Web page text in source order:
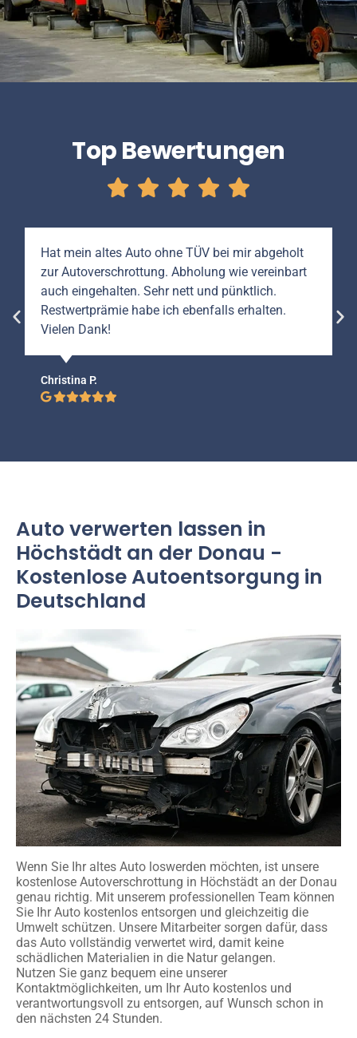
Top Bewertungen
Hat mein altes Auto ohne TÜV bei mir abgeholt
zur Autoverschrottung. Abholung wie vereinbart
auch eingehalten. Sehr nett und pünktlich.
Restwertprämie habe ich ebenfalls erhalten.
Vielen Dank!
Christina P.
Auto verwerten lassen in
Höchstädt an der Donau -
Kostenlose Autoentsorgung in
Deutschland
Wenn Sie Ihr altes Auto loswerden möchten, ist unsere
kostenlose Autoverschrottung in Höchstädt an der Donau
genau richtig. Mit unserem professionellen Team können
Sie Ihr Auto kostenlos entsorgen und gleichzeitig die
Umwelt schützen. Unsere Mitarbeiter sorgen dafür, dass
das Auto vollständig verwertet wird, damit keine
schädlichen Materialien in die Natur gelangen.
Nutzen Sie ganz bequem eine unserer
Kontaktmöglichkeiten, um Ihr Auto kostenlos und
verantwortungsvoll zu entsorgen, auf Wunsch schon in
den nächsten 24 Stunden.